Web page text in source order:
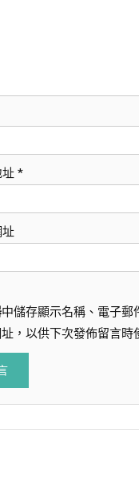
址 *
址
中儲存顯示名稱、電子郵
，以供下次發佈留言時